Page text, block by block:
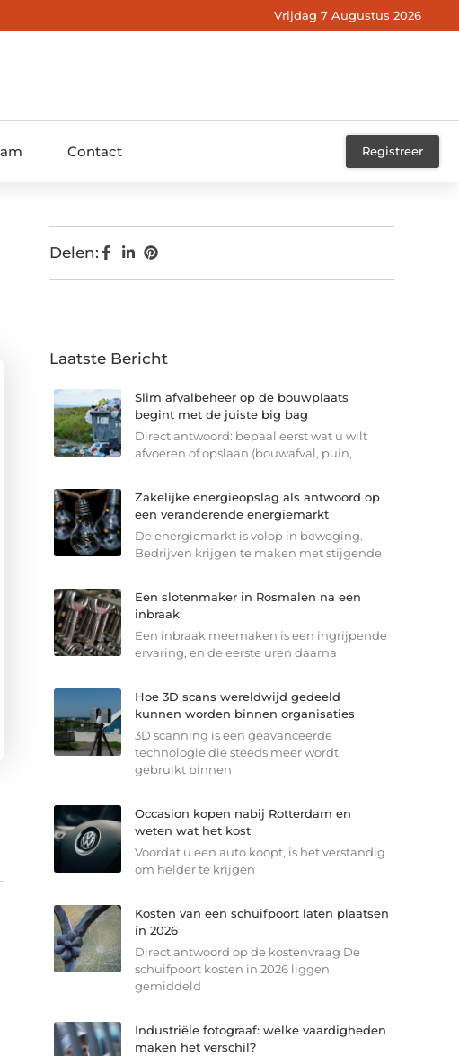
Vrijdag 7 Augustus 2026
Contact Registreer
Delen:
Laatste Bericht
Slim afvalbeheer op de bouwplaats
begint met de juiste big bag
Direct antwoord: bepaal eerst wat u wilt
afvoeren of opslaan (bouwafval, puin,
Zakelijke energieopslag als antwoord op
een veranderende energiemarkt
De energiemarkt is volop in beweging.
Bedrijven krijgen te maken met stijgende
Een slotenmaker in Rosmalen na een
inbraak
Een inbraak meemaken is een ingrijpende
ervaring, en de eerste uren daarna
Hoe 3D scans wereldwijd gedeeld
kunnen worden binnen organisaties
3D scanning is een geavanceerde
technologie die steeds meer wordt
gebruikt binnen
Occasion kopen nabij Rotterdam en
weten wat het kost
Voordat u een auto koopt, is het verstandig
om helder te krijgen
Kosten van een schuifpoort laten plaatsen
in 2026
Direct antwoord op de kostenvraag De
schuifpoort kosten in 2026 liggen
gemiddeld
Industriële fotograaf: welke vaardigheden
maken het verschil?